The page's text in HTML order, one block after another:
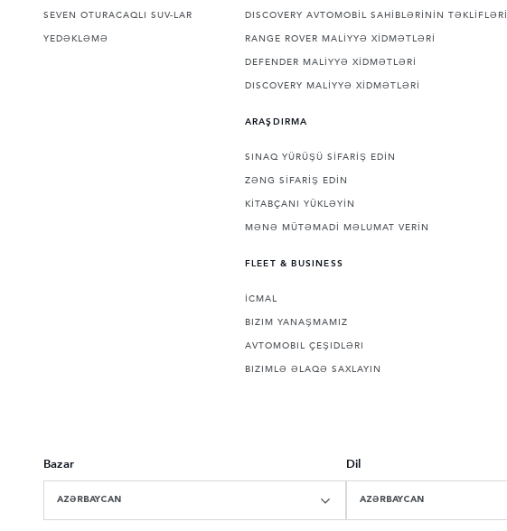
SEVEN OTURACAQLI SUV-LAR
YEDƏKLƏMƏ
DISCOVERY AVTOMOBİL SAHİBLƏRİNİN TƏKLİFLƏRİ
RANGE ROVER MALİYYƏ XİDMƏTLƏRİ
DEFENDER MALİYYƏ XİDMƏTLƏRİ
DISCOVERY MALİYYƏ XİDMƏTLƏRİ
ARAŞDIRMA
SINAQ YÜRÜŞÜ SİFARİŞ EDİN
ZƏNG SİFARİŞ EDİN
KİTABÇANI YÜKLƏYİN
MƏNƏ MÜTƏMADİ MƏLUMAT VERİN
FLEET & BUSINESS
İCMAL
BIZIM YANAŞMAMIZ
AVTOMOBIL ÇEŞIDLƏRI
BIZIMLƏ ƏLAQƏ SAXLAYIN
Bazar
AZƏRBAYCAN
Dil
AZƏRBAYCAN